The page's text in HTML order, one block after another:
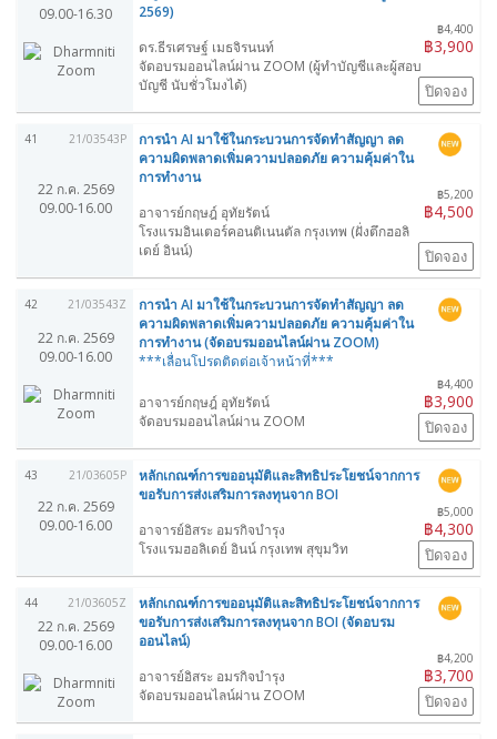
09.00-16.30
2569)
฿4,400
฿3,900
ดร.ธีรเศรษฐ์ เมธจิรนนท์
จัดอบรมออนไลน์ผ่าน ZOOM (ผู้ทำบัญชีและผู้สอบ
บัญชี นับชั่วโมงได้)
ปิดจอง
41 21/03543P
22 ก.ค. 2569
09.00-16.00
การนำ AI มาใช้ในกระบวนการจัดทำสัญญา ลด
ความผิดพลาดเพิ่มความปลอดภัย ความคุ้มค่าใน
การทำงาน
฿5,200
฿4,500
อาจารย์กฤษฎ์ อุทัยรัตน์
โรงแรมอินเตอร์คอนติเนนตัล กรุงเทพ (ฝั่งตึกฮอลิ
เดย์ อินน์)
ปิดจอง
42 21/03543Z
22 ก.ค. 2569
09.00-16.00
การนำ AI มาใช้ในกระบวนการจัดทำสัญญา ลด
ความผิดพลาดเพิ่มความปลอดภัย ความคุ้มค่าใน
การทำงาน (จัดอบรมออนไลน์ผ่าน ZOOM)
***เลื่อนโปรดติดต่อเจ้าหน้าที่***
฿4,400
฿3,900
อาจารย์กฤษฎ์ อุทัยรัตน์
จัดอบรมออนไลน์ผ่าน ZOOM
ปิดจอง
43 21/03605P
22 ก.ค. 2569
09.00-16.00
หลักเกณฑ์การขออนุมัติและสิทธิประโยชน์จากการ
ขอรับการส่งเสริมการลงทุนจาก BOI
฿5,000
฿4,300
อาจารย์อิสระ อมรกิจบำรุง
โรงแรมฮอลิเดย์ อินน์ กรุงเทพ สุขุมวิท
ปิดจอง
44 21/03605Z
22 ก.ค. 2569
09.00-16.00
หลักเกณฑ์การขออนุมัติและสิทธิประโยชน์จากการ
ขอรับการส่งเสริมการลงทุนจาก BOI (จัดอบรม
ออนไลน์)
฿4,200
฿3,700
อาจารย์อิสระ อมรกิจบำรุง
จัดอบรมออนไลน์ผ่าน ZOOM
ปิดจอง